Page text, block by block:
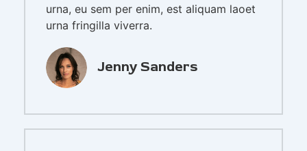
urna, eu sem per enim, est aliquam laoet
urna fringilla viverra.
Jenny Sanders